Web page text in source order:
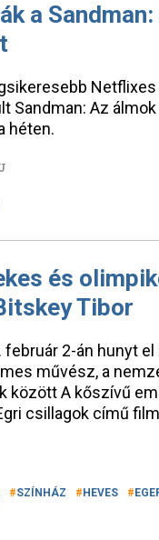
a
Sandman: Az
héten.
és
Tibor
február 2-án hunyt
művész, a
között A kőszívű
csillagok című
SZÍNHÁZ HEVES